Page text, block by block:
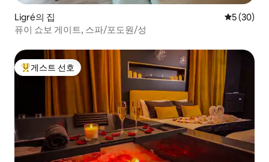
Ligré의 집 평점 5점(5
5 (30)
퓨이 쇼보 게이트, 스파/포도원/성
상위 게스트 선호
게스트 선호